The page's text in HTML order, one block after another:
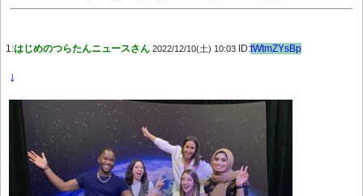
Powered by livedoor 相互RSS
1:はじめのつらたんニュースさん 2022/12/10(土) 10:03 ID:tWtmZYsBp
↓